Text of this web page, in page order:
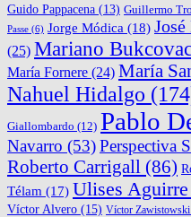
Guido Pappacena (13) Guillermo
Passe (6) Jorge Módica (18)
(25) Mariano
María Fornere (24) María
Nahuel Hidalgo
Giallombardo (12) Pablo
Navarro (53)Perspectiva
Roberto Carrigall (86)
Télam (17) Ulises Aguirre
Víctor Alvero (15) Víctor Zawistowski